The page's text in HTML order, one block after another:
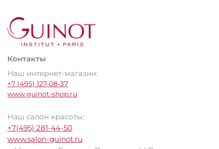
Контакты
Наш интернет-магазин:
+7 (495) 127-08-37
www.guinot-shop.ru
Наш салон красоты:
+7(495) 281-44-50
www.salon-guinot.ru